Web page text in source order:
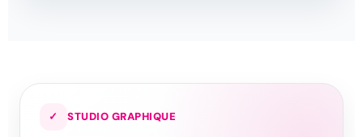
✓ STUDIO GRAPHIQUE